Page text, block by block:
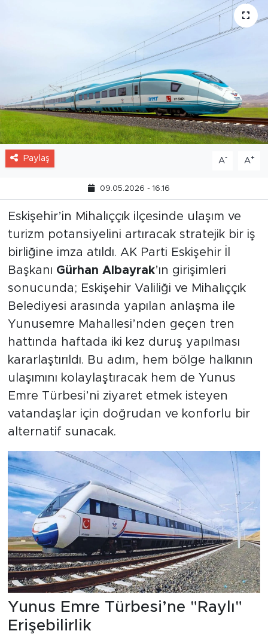
Paylaş A- A+
09.05.2026 - 16:16
Eskişehir’in Mihalıççık ilçesinde ulaşım ve
turizm potansiyelini artıracak stratejik bir iş
birliğine imza atıldı. AK Parti Eskişehir İl
Başkanı Gürhan Albayrak’ın girişimleri
sonucunda; Eskişehir Valiliği ve Mihalıççık
Belediyesi arasında yapılan anlaşma ile
Yunusemre Mahallesi’nden geçen tren
hattında haftada iki kez duruş yapılması
kararlaştırıldı. Bu adım, hem bölge halkının
ulaşımını kolaylaştıracak hem de Yunus
Emre Türbesi’ni ziyaret etmek isteyen
vatandaşlar için doğrudan ve konforlu bir
alternatif sunacak.
Yunus Emre Türbesi’ne "Raylı"
Erişebilirlik